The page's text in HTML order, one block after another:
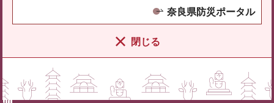
奈良県防災ポータル
閉じる